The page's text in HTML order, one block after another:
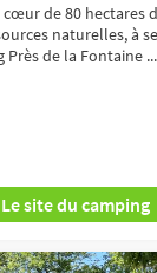
cœur de 80 hectares
naturelles, à
Près de la Fontaine ...
Le site du camping